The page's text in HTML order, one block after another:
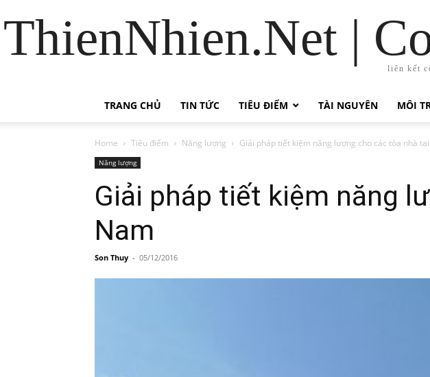
ThienNhien.Net |
liên kết
TRANG CHỦ TIN TỨC TIÊU ĐIỂM TÀI NGUYÊN MÔI
Home Tiêu điểm Năng lượng Giải pháp tiết kiệm năng lượng cho các tòa nhà
Năng lượng
Giải pháp tiết kiệm năng
Nam
Son Thuy - 05/12/2016